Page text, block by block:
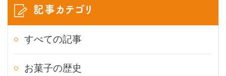
記事カテゴリ
すべての記事
お菓子の歴史